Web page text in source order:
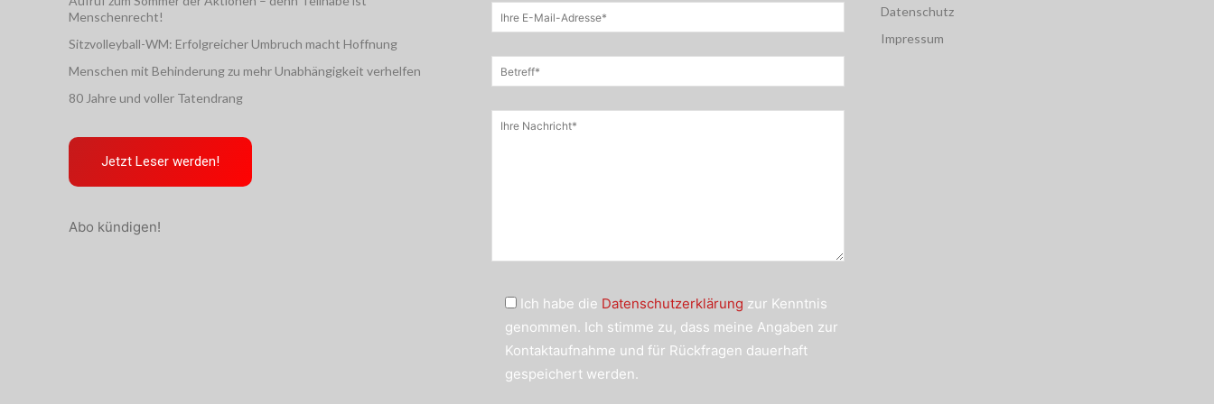
Menschenrecht!
Sitzvolleyball-WM: Erfolgreicher Umbruch macht Hoffnung
Menschen mit Behinderung zu mehr Unabhängigkeit verhelfen
80 Jahre und voller Tatendrang
Jetzt Leser werden!
Abo kündigen!
Ich habe die Datenschutzerklärung zur Kenntnis
genommen. Ich stimme zu, dass meine Angaben zur
Kontaktaufnahme und für Rückfragen dauerhaft
gespeichert werden.
Datenschutz
Impressum